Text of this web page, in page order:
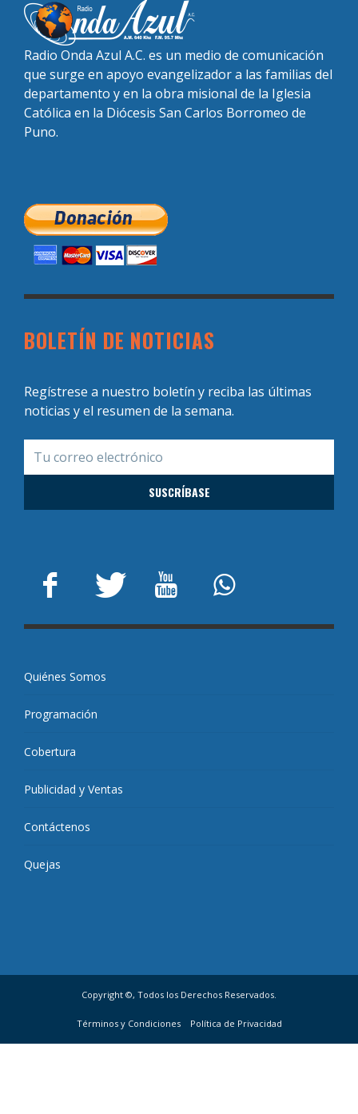
Radio Onda Azul A.C. es un medio de comunicación
que surge en apoyo evangelizador a las familias del
departamento y en la obra misional de la Iglesia
Católica en la Diócesis San Carlos Borromeo de
Puno.
BOLETÍN DE NOTICIAS
Regístrese a nuestro boletín y reciba las últimas
noticias y el resumen de la semana.
Quiénes Somos
Programación
Cobertura
Publicidad y Ventas
Contáctenos
Quejas
Copyright ©, Todos los Derechos Reservados.
Términos y Condiciones Política de Privacidad